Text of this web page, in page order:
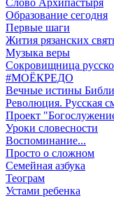
Слово Архипастыря
Образование сегодня
Первые шаги
Жития рязанских
Музыка веры
Сокровищница
#МОЁКРЕДО
Вечные истины
Революция. Русская
Проект
Уроки словесности
Воспоминание...
Просто о сложном
Семейная азбука
Теограм
Устами ребенка